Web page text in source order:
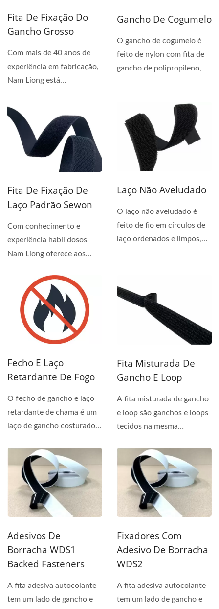
Fita De Fixação Do
Gancho Grosso
Com mais de 40 anos de
experiência em fabricação,
Nam Liong está
tornar...
Gancho De Cogumelo
O gancho de cogumelo é
feito de nylon com fita de
gancho de polipropileno,
Fita De Fixação De
Laço Padrão Sewon
Com conhecimento e
experiência habilidosos,
Nam Liong oferece aos
Laço Não Aveludado
O laço não aveludado é
feito de fio em círculos de
laço ordenados e limpos,
Fecho E Laço
Retardante De Fogo
O fecho de gancho e laço
retardante de chama é um
laço de gancho costurado
Fita Misturada De
Gancho E Loop
A fita misturada de gancho
e loop são ganchos e loops
tecidos na mesma
Adesivos De
Borracha WDS1
Backed Fasteners
A fita adesiva autocolante
tem um lado de gancho e
Fixadores Com
Adesivo De Borracha
WDS2
A fita adesiva autocolante
tem um lado de gancho e